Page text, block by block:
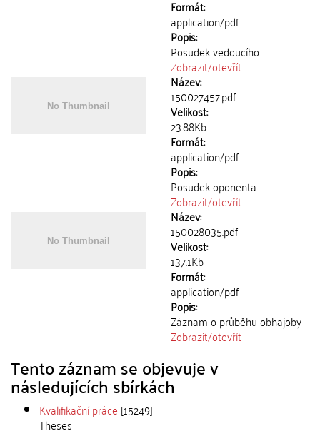
Formát:
application/pdf
Popis:
Posudek vedoucího
Zobrazit/otevřít
Název:
150027457.pdf
Velikost:
23.88Kb
Formát:
application/pdf
Popis:
Posudek oponenta
Zobrazit/otevřít
Název:
150028035.pdf
Velikost:
137.1Kb
Formát:
application/pdf
Popis:
Záznam o průběhu obhajoby
Zobrazit/otevřít
Tento záznam se objevuje v
následujících sbírkách
Kvalifikační práce [15249]
Theses